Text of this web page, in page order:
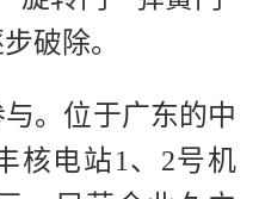
破除。
。位于广东的中
核电站1、2号机